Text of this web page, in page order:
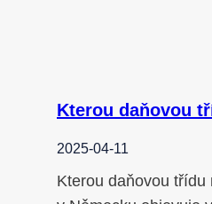
Kterou daňovou
2025-04-11
Kterou daňovou